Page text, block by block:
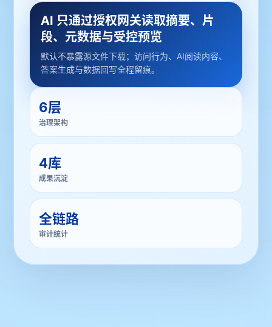
AI 只通过授权网关读取摘要、片
段、元数据与受控预览
默认不暴露源文件下载；访问行为、AI阅读内容、
答案生成与数据回写全程留痕。
6层
治理架构
4库
成果沉淀
全链路
审计统计